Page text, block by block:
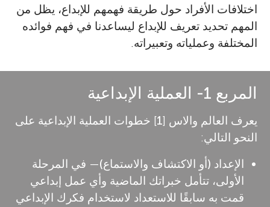
اختلافات الأفراد حول طريقة فهمهم للإبداع، يظل من
المهم تحديد تعريف للإبداع ليساعدنا في فهم فوائده
المختلفة وعملياته وتعبيراته.
المربع 1- العملية الإبداعية
يعرف العالم والاس [1] خطوات العملية الإبداعية على
النحو التالي:
الإعداد (أو الاكتشاف والاستماع)— في المرحلة
الأولى، تتأمل خبراتك الماضية وأي عمل إبداعي
قمت به سابقًا للاستعداد لاستخدام فكرك الإبداعي